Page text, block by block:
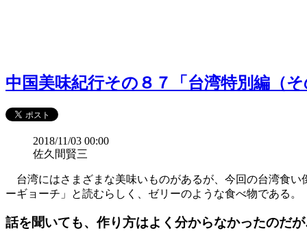
中国美味紀行その８７「台湾特別編（
2018/11/03 00:00
佐久間賢三
台湾にはさまざまな美味いものがあるが、今回の台湾食い
ーギョーチ」と読むらしく、ゼリーのような食べ物である。
話を聞いても、作り方はよく分からなかったのだ